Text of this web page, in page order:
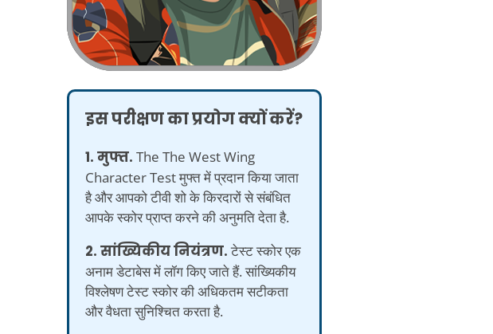
इस परीक्षण का प्रयोग क्यों करें?
1. मुफ्त. The The West Wing
Character Test मुफ्त में प्रदान किया जाता
है और आपको टीवी शो के किरदारों से संबंधित
आपके स्कोर प्राप्त करने की अनुमति देता है.
2. सांख्यिकीय नियंत्रण.टेस्ट स्कोर एक
अनाम डेटाबेस में लॉग किए जाते हैं. सांख्यिकीय
विश्लेषण टेस्ट स्कोर की अधिकतम सटीकता
और वैधता सुनिश्चित करता है.